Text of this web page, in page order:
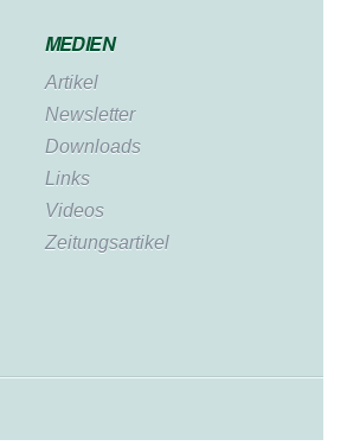
MEDIEN
Artikel
Newsletter
Downloads
Links
Videos
Zeitungsartikel